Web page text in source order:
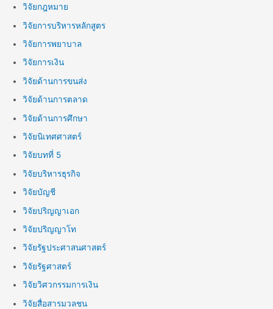
วิจัยกฎหมาย
วิจัยการบริหารหลักสูตร
วิจัยการพยาบาล
วิจัยการเงิน
วิจัยด้านการขนส่ง
วิจัยด้านการตลาด
วิจัยด้านการศึกษา
วิจัยนิเทศศาสตร์
วิจัยบทที่ 5
วิจัยบริหารธุรกิจ
วิจัยบัญชี
วิจัยปริญญาเอก
วิจัยปริญญาโท
วิจัยรัฐประศาสนศาสตร์
วิจัยรัฐศาสตร์
วิจัยวิศวกรรมการเงิน
วิจัยสื่อสารมวลชน